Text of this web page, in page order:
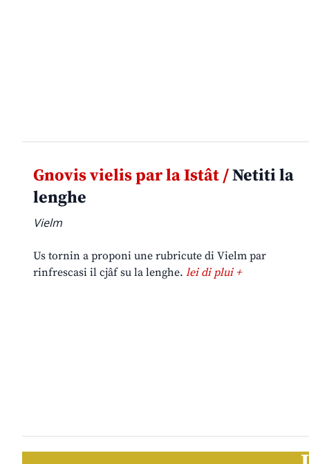
Gnovis vielis par la Istât /Netiti la
lenghe
Vielm
Us tornin a proponi une rubricute di Vielm par
rinfrescasi il cjâf su la lenghe. lei di plui +